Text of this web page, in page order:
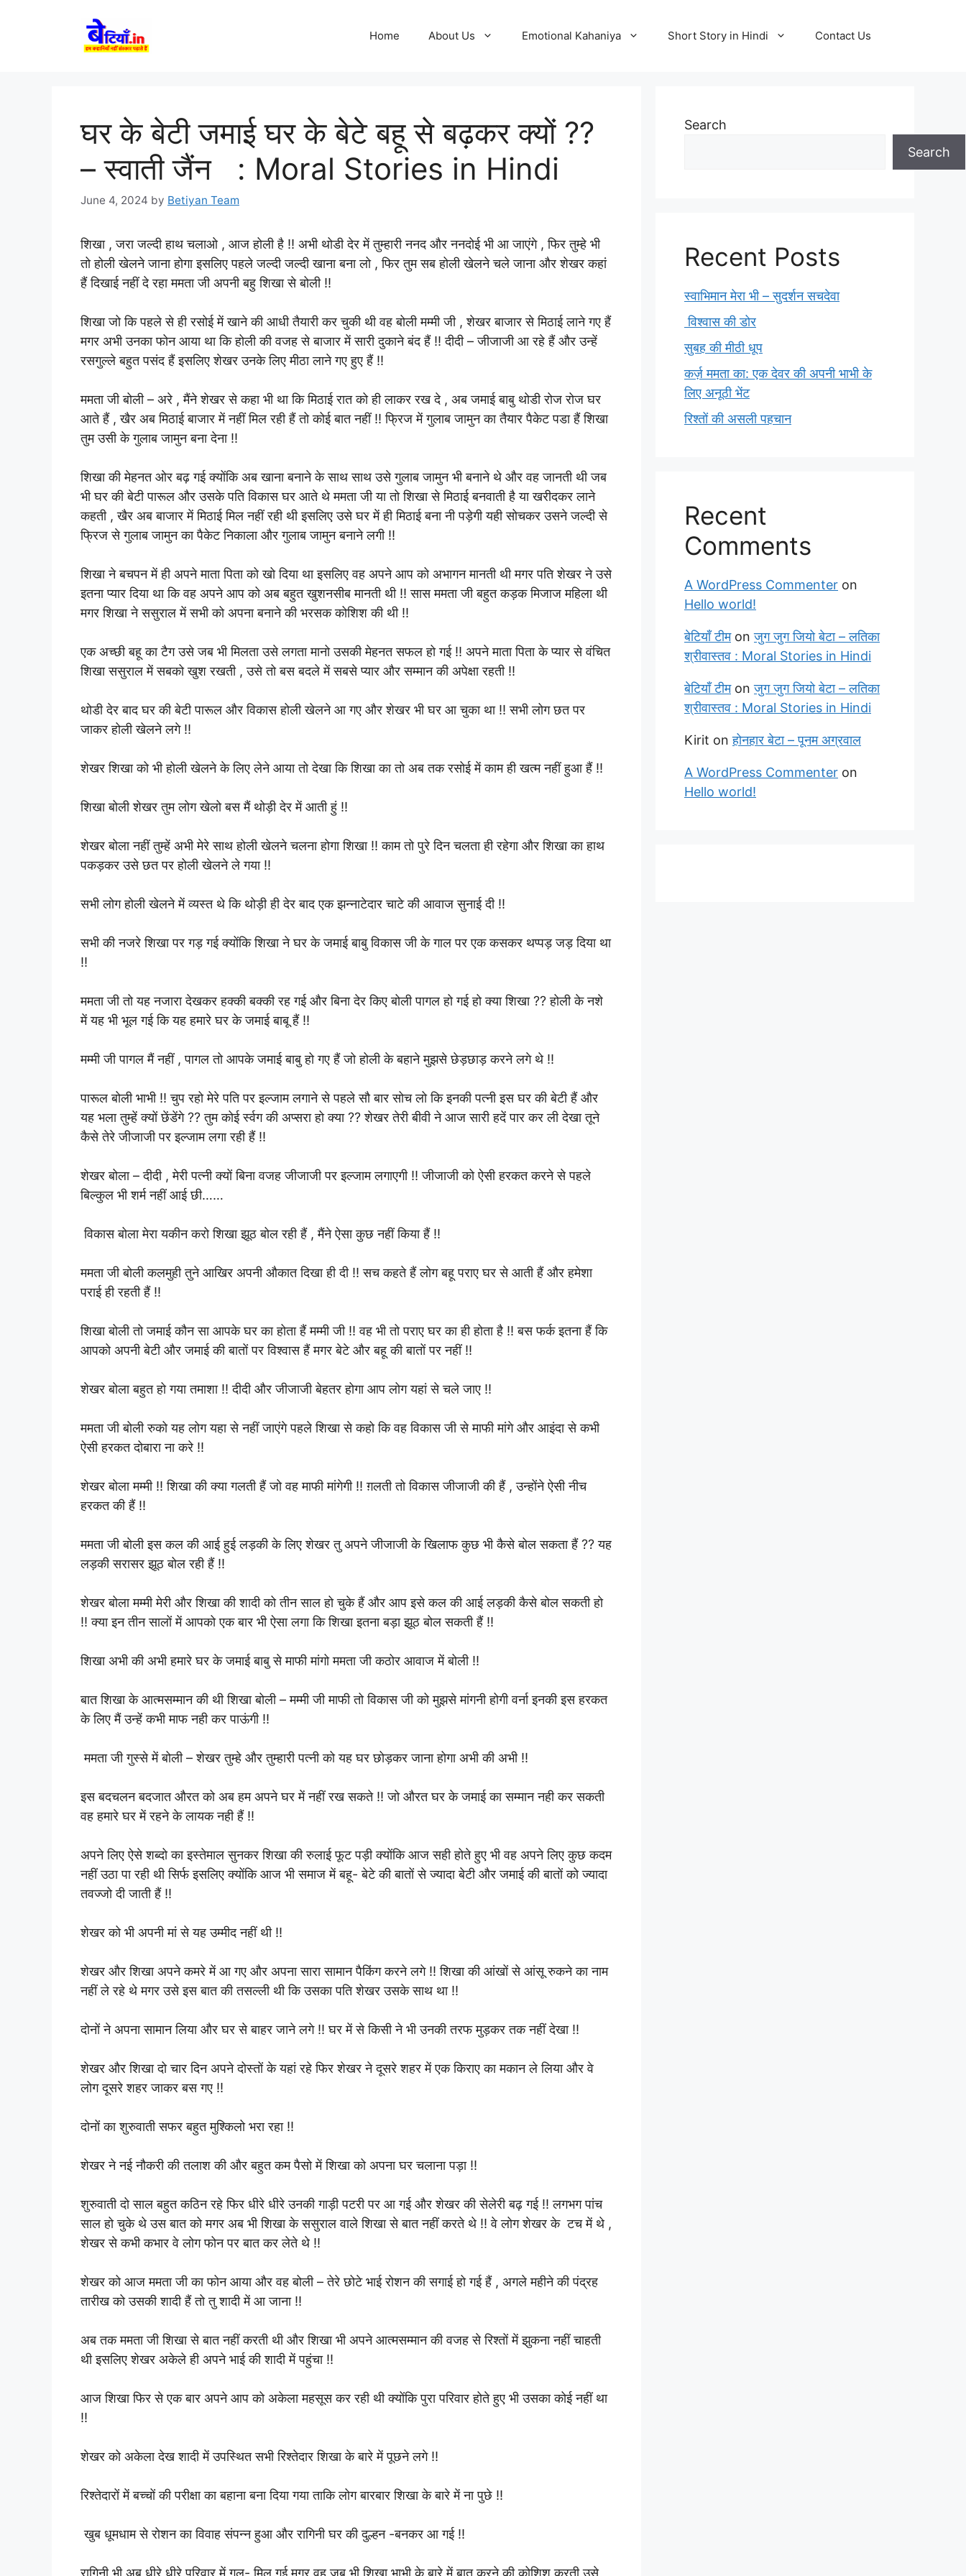
Home About Us Emotional Kahaniya Short Story in Hindi Contact Us
घर के बेटी जमाई घर के बेटे बहू से बढ़कर क्यों ??
– स्वाती जैंन : Moral Stories in Hindi
June 4, 2024 by Betiyan Team
शिखा , जरा जल्दी हाथ चलाओ , आज होली है !! अभी थोडी देर में तुम्हारी ननद और ननदोई भी आ जाएंगे , फिर तुम्हे भी
तो होली खेलने जाना होगा इसलिए पहले जल्दी जल्दी खाना बना लो , फिर तुम सब होली खेलने चले जाना और शेखर कहां
हैं दिखाई नहीं दे रहा ममता जी अपनी बहु शिखा से बोली !!
शिखा जो कि पहले से ही रसोई में खाने की आधी तैयारी कर चुकी थी वह बोली मम्मी जी , शेखर बाजार से मिठाई लाने गए हैं
मगर अभी उनका फोन आया था कि होली की वजह से बाजार में सारी दुकाने बंद हैं !! दीदी – जीजाजी आ रहे हैं और उन्हें
रसगुल्ले बहुत पसंद हैं इसलिए शेखर उनके लिए मीठा लाने गए हुए हैं !!
ममता जी बोली – अरे , मैंने शेखर से कहा भी था कि मिठाई रात को ही लाकर रख दे , अब जमाई बाबु थोडी रोज रोज घर
आते हैं , खैर अब मिठाई बाजार में नहीं मिल रही हैं तो कोई बात नहीं !! फ्रिज में गुलाब जामुन का तैयार पैकेट पडा हैं शिखा
तुम उसी के गुलाब जामुन बना देना !!
शिखा की मेहनत ओर बढ़ गई क्योंकि अब खाना बनाने के साथ साथ उसे गुलाब जामुन भी बनाने थे और वह जानती थी जब
भी घर की बेटी पारूल और उसके पति विकास घर आते थे ममता जी या तो शिखा से मिठाई बनवाती है या खरीदकर लाने
कहती , खैर अब बाजार में मिठाई मिल नहीं रही थी इसलिए उसे घर में ही मिठाई बना नी पड़ेगी यही सोचकर उसने जल्दी से
फ्रिज से गुलाब जामुन का पैकेट निकाला और गुलाब जामुन बनाने लगी !!
शिखा ने बचपन में ही अपने माता पिता को खो दिया था इसलिए वह अपने आप को अभागन मानती थी मगर पति शेखर ने उसे
इतना प्यार दिया था कि वह अपने आप को अब बहुत खुशनसीब मानती थी !! सास ममता जी बहुत कड़क मिजाज महिला थी
मगर शिखा ने ससुराल में सभी को अपना बनाने की भरसक कोशिश की थी !!
एक अच्छी बहू का टैग उसे जब भी मिलता उसे लगता मानो उसकी मेहनत सफल हो गई !! अपने माता पिता के प्यार से वंचित
शिखा ससुराल में सबको खुश रखती , उसे तो बस बदले में सबसे प्यार और सम्मान की अपेक्षा रहती !!
थोडी देर बाद घर की बेटी पारूल और विकास होली खेलने आ गए और शेखर भी घर आ चुका था !! सभी लोग छत पर
जाकर होली खेलने लगे !!
शेखर शिखा को भी होली खेलने के लिए लेने आया तो देखा कि शिखा का तो अब तक रसोई में काम ही खत्म नहीं हुआ हैं !!
शिखा बोली शेखर तुम लोग खेलो बस मैं थोड़ी देर में आती हुं !!
शेखर बोला नहीं तुम्हें अभी मेरे साथ होली खेलने चलना होगा शिखा !! काम तो पुरे दिन चलता ही रहेगा और शिखा का हाथ
पकड़कर उसे छत पर होली खेलने ले गया !!
सभी लोग होली खेलने में व्यस्त थे कि थोड़ी ही देर बाद एक झन्नाटेदार चाटे की आवाज सुनाई दी !!
सभी की नजरे शिखा पर गड़ गई क्योंकि शिखा ने घर के जमाई बाबु विकास जी के गाल पर एक कसकर थप्पड़ जड़ दिया था
!!
ममता जी तो यह नजारा देखकर हक्की बक्की रह गई और बिना देर किए बोली पागल हो गई हो क्या शिखा ?? होली के नशे
में यह भी भूल गई कि यह हमारे घर के जमाई बाबू हैं !!
मम्मी जी पागल मैं नहीं , पागल तो आपके जमाई बाबु हो गए हैं जो होली के बहाने मुझसे छेड़छाड़ करने लगे थे !!
पारूल बोली भाभी !! चुप रहो मेरे पति पर इल्जाम लगाने से पहले सौ बार सोच लो कि इनकी पत्नी इस घर की बेटी हैं और
यह भला तुम्हें क्यों छेंडेंगे ?? तुम कोई र्स्वग की अप्सरा हो क्या ?? शेखर तेरी बीवी ने आज सारी हदें पार कर ली देखा तूने
कैसे तेरे जीजाजी पर इल्जाम लगा रही हैं !!
शेखर बोला – दीदी , मेरी पत्नी क्यों बिना वजह जीजाजी पर इल्जाम लगाएगी !! जीजाजी को ऐसी हरकत करने से पहले
बिल्कुल भी शर्म नहीं आई छी……
विकास बोला मेरा यकीन करो शिखा झूठ बोल रही हैं , मैंने ऐसा कुछ नहीं किया हैं !!
ममता जी बोली कलमुही तुने आखिर अपनी औकात दिखा ही दी !! सच कहते हैं लोग बहू पराए घर से आती हैं और हमेशा
पराई ही रहती हैं !!
शिखा बोली तो जमाई कौन सा आपके घर का होता हैं मम्मी जी !! वह भी तो पराए घर का ही होता है !! बस फर्क इतना हैं कि
आपको अपनी बेटी और जमाई की बातों पर विश्वास हैं मगर बेटे और बहू की बातों पर नहीं !!
शेखर बोला बहुत हो गया तमाशा !! दीदी और जीजाजी बेहतर होगा आप लोग यहां से चले जाए !!
ममता जी बोली रुको यह लोग यहा से नहीं जाएंगे पहले शिखा से कहो कि वह विकास जी से माफी मांगे और आइंदा से कभी
ऐसी हरकत दोबारा ना करे !!
शेखर बोला मम्मी !! शिखा की क्या गलती हैं जो वह माफी मांगेगी !! ग़लती तो विकास जीजाजी की हैं , उन्होंने ऐसी नीच
हरकत की हैं !!
ममता जी बोली इस कल की आई हुई लड़की के लिए शेखर तु अपने जीजाजी के खिलाफ कुछ भी कैसे बोल सकता हैं ?? यह
लड़की सरासर झूठ बोल रही हैं !!
शेखर बोला मम्मी मेरी और शिखा की शादी को तीन साल हो चुके हैं और आप इसे कल की आई लड़की कैसे बोल सकती हो
!! क्या इन तीन सालों में आपको एक बार भी ऐसा लगा कि शिखा इतना बड़ा झूठ बोल सकती हैं !!
शिखा अभी की अभी हमारे घर के जमाई बाबु से माफी मांगो ममता जी कठोर आवाज में बोली !!
बात शिखा के आत्मसम्मान की थी शिखा बोली – मम्मी जी माफी तो विकास जी को मुझसे मांगनी होगी वर्ना इनकी इस हरकत
के लिए मैं उन्हें कभी माफ नही कर पाऊंगी !!
ममता जी गुस्से में बोली – शेखर तुम्हे और तुम्हारी पत्नी को यह घर छोड़कर जाना होगा अभी की अभी !!
इस बदचलन बदजात औरत को अब हम अपने घर में नहीं रख सकते !! जो औरत घर के जमाई का सम्मान नही कर सकती
वह हमारे घर में रहने के लायक नही हैं !!
अपने लिए ऐसे शब्दो का इस्तेमाल सुनकर शिखा की रुलाई फूट पड़ी क्योंकि आज सही होते हुए भी वह अपने लिए कुछ कदम
नहीं उठा पा रही थी सिर्फ इसलिए क्योंकि आज भी समाज में बहू- बेटे की बातों से ज्यादा बेटी और जमाई की बातों को ज्यादा
तवज्जो दी जाती हैं !!
शेखर को भी अपनी मां से यह उम्मीद नहीं थी !!
शेखर और शिखा अपने कमरे में आ गए और अपना सारा सामान पैकिंग करने लगे !! शिखा की आंखों से आंसू रुकने का नाम
नहीं ले रहे थे मगर उसे इस बात की तसल्ली थी कि उसका पति शेखर उसके साथ था !!
दोनों ने अपना सामान लिया और घर से बाहर जाने लगे !! घर में से किसी ने भी उनकी तरफ मुड़कर तक नहीं देखा !!
शेखर और शिखा दो चार दिन अपने दोस्तों के यहां रहे फिर शेखर ने दूसरे शहर में एक किराए का मकान ले लिया और वे
लोग दूसरे शहर जाकर बस गए !!
दोनों का शुरुवाती सफर बहुत मुश्किलो भरा रहा !!
शेखर ने नई नौकरी की तलाश की और बहुत कम पैसो में शिखा को अपना घर चलाना पड़ा !!
शुरुवाती दो साल बहुत कठिन रहे फिर धीरे धीरे उनकी गाड़ी पटरी पर आ गई और शेखर की सेलेरी बढ़ गई !! लगभग पांच
साल हो चुके थे उस बात को मगर अब भी शिखा के ससुराल वाले शिखा से बात नहीं करते थे !! वे लोग शेखर के टच में थे ,
शेखर से कभी कभार वे लोग फोन पर बात कर लेते थे !!
शेखर को आज ममता जी का फोन आया और वह बोली – तेरे छोटे भाई रोशन की सगाई हो गई हैं , अगले महीने की पंद्रह
तारीख को उसकी शादी हैं तो तु शादी में आ जाना !!
अब तक ममता जी शिखा से बात नहीं करती थी और शिखा भी अपने आत्मसम्मान की वजह से रिश्तों में झुकना नहीं चाहती
थी इसलिए शेखर अकेले ही अपने भाई की शादी में पहुंचा !!
आज शिखा फिर से एक बार अपने आप को अकेला महसूस कर रही थी क्योंकि पुरा परिवार होते हुए भी उसका कोई नहीं था
!!
शेखर को अकेला देख शादी में उपस्थित सभी रिश्तेदार शिखा के बारे में पूछने लगे !!
रिश्तेदारों में बच्चों की परीक्षा का बहाना बना दिया गया ताकि लोग बारबार शिखा के बारे में ना पुछे !!
खुब धूमधाम से रोशन का विवाह संपन्न हुआ और रागिनी घर की दुल्हन -बनकर आ गई !!
रागिनी भी अब धीरे धीरे परिवार में गुल- मिल गई मगर वह जब भी शिखा भाभी के बारे में बात करने की कोशिश करती उसे
Search
Search
Recent Posts
स्वाभिमान मेरा भी – सुदर्शन सचदेवा
विश्वास की डोर
सुबह की मीठी धूप
कर्ज़ ममता का: एक देवर की अपनी भाभी के
लिए अनूठी भेंट
रिश्तों की असली पहचान
Recent
Comments
A WordPress Commenter on
Hello world!
बेटियाँ टीमonजुग जुग जियो बेटा – लतिका
श्रीवास्तव : Moral Stories in Hindi
बेटियाँ टीमonजुग जुग जियो बेटा – लतिका
श्रीवास्तव : Moral Stories in Hindi
Kirit onहोनहार बेटा – पूनम अग्रवाल
A WordPress Commenter on
Hello world!